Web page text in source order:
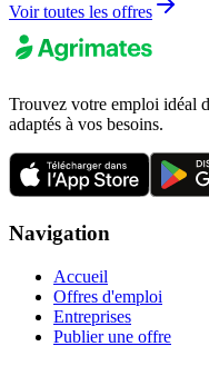
Voir toutes les offres
Trouvez votre emploi idéal
adaptés à vos besoins.
Navigation
Accueil
Offres d'emploi
Entreprises
Publier une offre